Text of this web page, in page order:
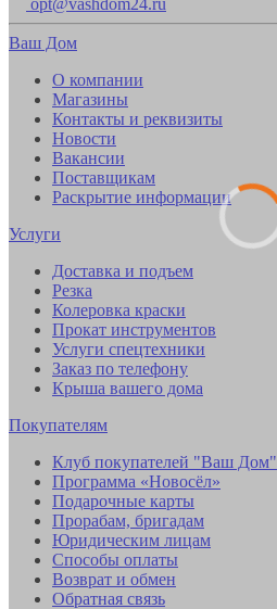
Ваш Дом
О компании
Магазины
Контакты и реквизиты
Новости
Вакансии
Поставщикам
Раскрытие информации
Услуги
Доставка и подъем
Резка
Колеровка краски
Прокат инструментов
Услуги спецтехники
Заказ по телефону
Крыша вашего дома
Покупателям
Клуб покупателей "Ваш Дом"
Программа «Новосёл»
Подарочные карты
Прорабам, бригадам
Юридическим лицам
Способы оплаты
Возврат и обмен
Обратная связь